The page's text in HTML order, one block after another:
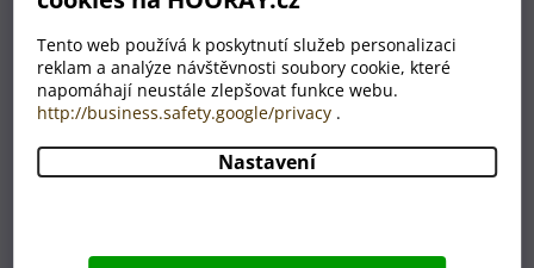
Tento web používá k poskytnutí služeb personalizaci
reklam a analýze návštěvnosti soubory cookie, které
napomáhají neustále zlepšovat funkce webu.
http://business.safety.google/privacy .
Nastavení
troubě
Nepropustné / Odolné
proti polití
Nepropustné
Hmotnost
115 g
Barva
stříbrná